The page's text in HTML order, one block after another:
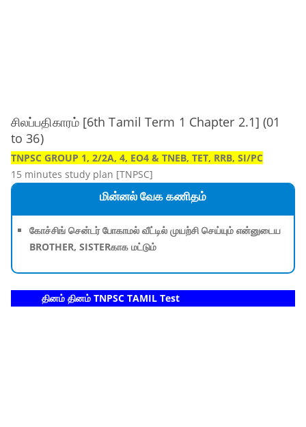
சிலப்பதிகாரம் [6th Tamil Term 1 Chapter 2.1] (01
to 36)
TNPSC GROUP 1, 2/2A, 4, EO4 & TNEB, TET, RRB, SI/PC
15 minutes study plan [TNPSC]
மின்னல் வேக கணிதம்
கோச்சிங் சென்டர் போகாமல் வீட்டில் முயற்சி செய்யும் என்னுடைய
BROTHER, SISTERகாக மட்டும்
தினம் தினம் TNPSC TAMIL Test